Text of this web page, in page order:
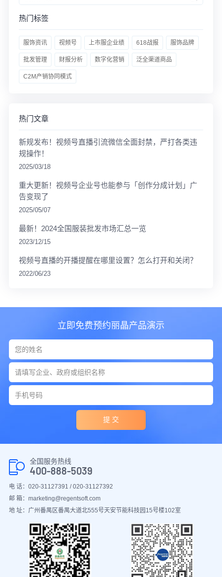
热门标签
服饰资讯 视频号 上市服企业绩 618战报 服饰品牌
批发管理 财报分析 数字化营销 泛全渠道商品
C2M产销协同模式
热门文章
新规发布！视频号直播引流微信全面封禁，严打各类违
规操作！
2025/03/18
重大更新！视频号企业号也能参与「创作分成计划」广
告变现了
2025/05/07
最新！2024全国服装批发市场汇总一览
2023/12/15
视频号直播的开播提醒在哪里设置？怎么打开和关闭？
2022/06/23
立即免费预约丽晶产品演示
提 交
全国服务热线
400-888-5039
电 话：020-31127391 / 020-31127392
邮 箱：marketing@regentsoft.com
地 址：广州番禺区番禺大道北555号天安节能科技园15号楼102室